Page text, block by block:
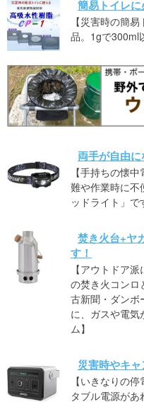
簡易トイレ
【災害時の簡
品。1gで300ml
両手が自由に
【手持ちの懐
難や作業時に不
ッドライト」で
焚き火台+ヤ
す！
【アウトドア
の焚き火コンロ
古新聞・ダンボ
に、ガスや電気
ム】
災害時やキ
【いきなりの
タブル電源があ